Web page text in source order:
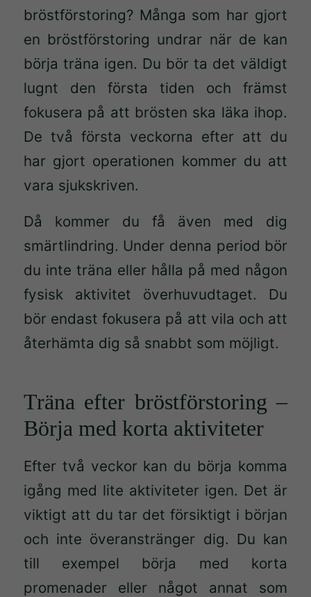
bröstförstoring? Många som har gjort
en bröstförstoring undrar när de kan
börja träna igen. Du bör ta det väldigt
lugnt den första tiden och främst
fokusera på att brösten ska läka ihop.
De två första veckorna efter att du
har gjort operationen kommer du att
vara sjukskriven.
Då kommer du få även med dig
smärtlindring. Under denna period bör
du inte träna eller hålla på med någon
fysisk aktivitet överhuvudtaget. Du
bör endast fokusera på att vila och att
återhämta dig så snabbt som möjligt.
Träna efter bröstförstoring –
Börja med korta aktiviteter
Efter två veckor kan du börja komma
igång med lite aktiviteter igen. Det är
viktigt att du tar det försiktigt i början
och inte överanstränger dig. Du kan
till exempel börja med korta
promenader eller något annat som